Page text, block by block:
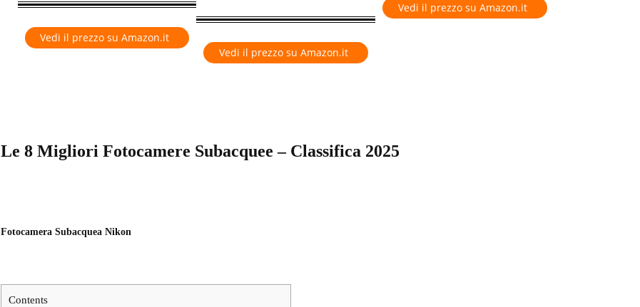
Vedi il prezzo su Amazon.it
Vedi il prezzo su Amazon.it
Vedi il prezzo su Amazon.it
Le 8 Migliori Fotocamere Subacquee – Classifica 2025
Fotocamera Subacquea Nikon
Contents